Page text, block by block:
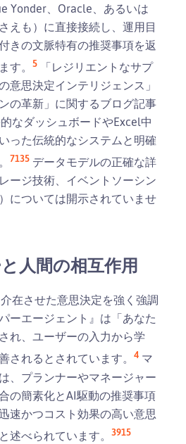
Yonder、Oracle、あるいは
えも）に直接接続し、運用目
きの文脈特有の推奨事項を返
す。 5 「レジリエントなサプ
意思決定インテリジェンス」
の革新」に関するブログ記事
なダッシュボードやExcel中
った伝統的なシステムと明確
7135 データモデルの正確な詳
ージ技術、イベントソーシン
については開示されていませ
人間の相互作用
在させた意思決定を強く強調
ーエージェント』は「あなた
れ、ユーザーの入力から学
されるとされています。 4 マ
、プランナーやマネージャー
の簡素化とAI駆動の推奨事項
速かつコスト効果の高い意思
述べられています。 3915